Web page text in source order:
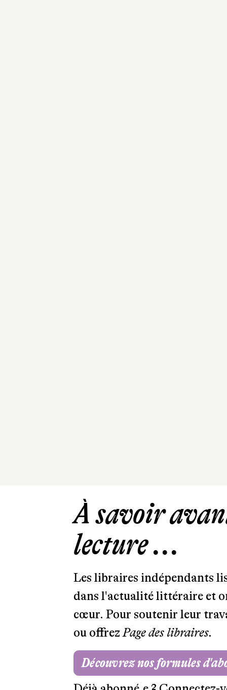
À savoir
lecture ...
Les libraires indépendants
dans l'actualité littéraire et
cœur. Pour soutenir leur
ou offrezPage des libraires.
Découvrez nos formules